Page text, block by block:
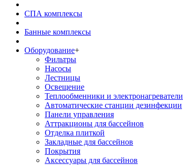
СПА комплексы
Банные комплексы
Оборудование+
Фильтры
Насосы
Лестницы
Освещение
Теплообменники и электронагреватели
Автоматические станции дезинфекции
Панели управления
Аттракционы для бассейнов
Отделка плиткой
Закладные для бассейнов
Покрытия
Аксессуары для бассейнов